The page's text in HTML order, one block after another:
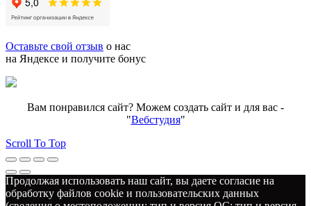
Оставьте свой отзыв о нас
на Яндексе и получите бонус
Вам понравился сайт? Можем создать сайт и для вас -
"Вебстудия"
Scroll To Top
Продолжая использовать наш сайт, вы даете согласие на
обработку файлов cookie и пользовательских данных